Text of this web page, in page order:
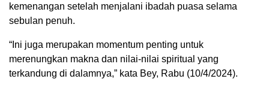
kemenangan setelah menjalani ibadah puasa selama
sebulan penuh.
“Ini juga merupakan momentum penting untuk
merenungkan makna dan nilai-nilai spiritual yang
terkandung di dalamnya,” kata Bey, Rabu (10/4/2024).